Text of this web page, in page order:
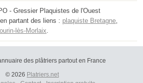
- Gressier Plaquistes de l'Ouest
partant des liens : plaquiste Bretagne
lès-Morlaix
des plâtriers partout en France
© 2026 Platriers.net